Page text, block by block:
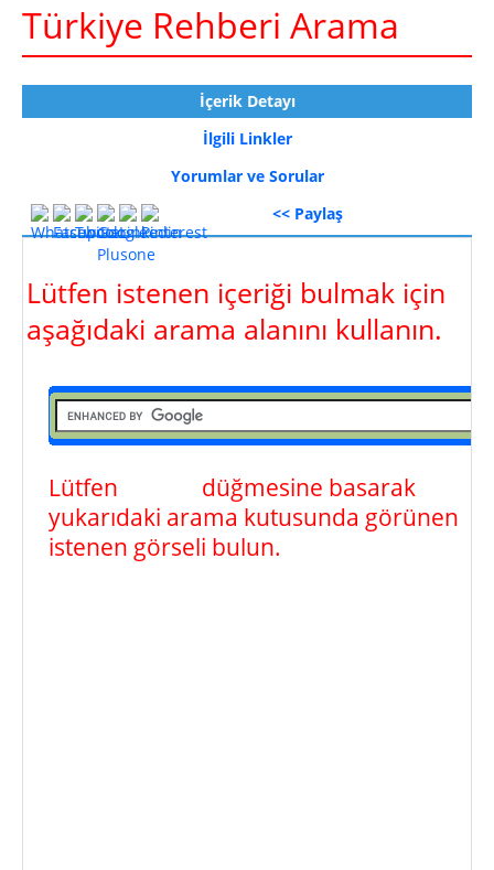
Türkiye Rehberi Arama
İçerik Detayı
İlgili Linkler
Yorumlar ve Sorular
<< Paylaş
Lütfen istenen içeriği bulmak için
aşağıdaki arama alanını kullanın.
Lütfen
düğmesine basarak
yukarıdaki arama kutusunda görünen
istenen görseli bulun.